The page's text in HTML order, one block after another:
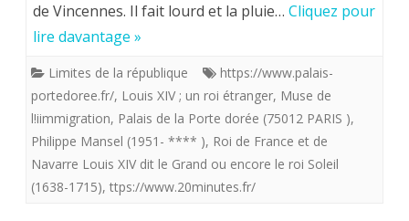
ses
XIV
de Vincennes. Il fait lourd et la pluie… Cliquez pour
lire davantage »
Limites de la république
https://www.palais-
portedoree.fr/, Louis XIV ; un roi étranger, Muse de
l!iimmigration, Palais de la Porte dorée (75012 PARIS ),
Philippe Mansel (1951- **** ), Roi de France et de
Navarre Louis XIV dit le Grand ou encore le roi Soleil
(1638-1715), ttps://www.20minutes.fr/